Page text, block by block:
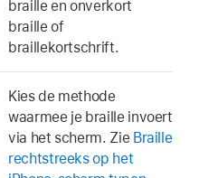
braille en onverkort
braille of
braillekortschrift.
Kies de methode
waarmee je braille invoert
via het scherm. Zie Braille
rechtstreeks op het